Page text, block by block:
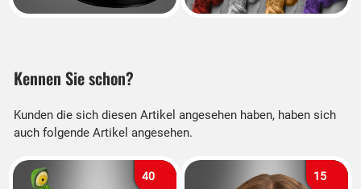
Kennen Sie schon?
Kunden die sich diesen Artikel angesehen haben, haben sich
auch folgende Artikel angesehen.
40 15